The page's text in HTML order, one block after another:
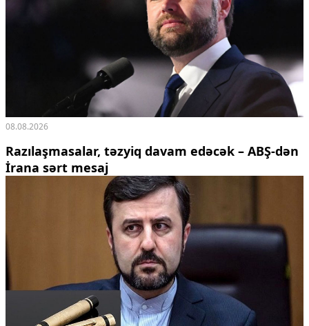
08.08.2026
Razılaşmasalar, təzyiq davam edəcək – ABŞ-dən
İrana sərt mesaj